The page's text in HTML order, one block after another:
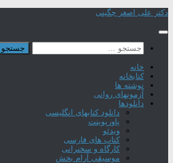
Skip
content
دکتر علی اصغر چگینی
جستجو
برای:
خانه
کتابخانه
نوشته ها
آزمونهای روانی
دانلودها
دانلود کتابهای انگلیسی
پاورپوینت
ویدئو
کتاب های فارسی
کارگاه و سخنرانی
موسیقی آرام بخش